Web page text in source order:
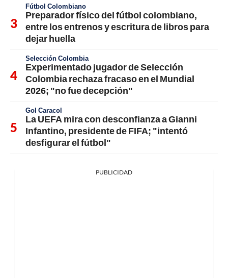
Fútbol Colombiano
Preparador físico del fútbol colombiano,
entre los entrenos y escritura de libros para
dejar huella
Selección Colombia
Experimentado jugador de Selección
Colombia rechaza fracaso en el Mundial
2026; "no fue decepción"
Gol Caracol
La UEFA mira con desconfianza a Gianni
Infantino, presidente de FIFA; "intentó
desfigurar el fútbol"
PUBLICIDAD